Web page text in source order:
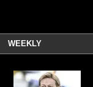
WEEKLY